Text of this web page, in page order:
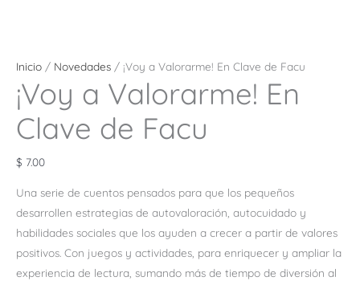
Inicio / Novedades / ¡Voy a Valorarme! En Clave de Facu
¡Voy a Valorarme! En
Clave de Facu
$ 7.00
Una serie de cuentos pensados para que los pequeños
desarrollen estrategias de autovaloración, autocuidado y
habilidades sociales que los ayuden a crecer a partir de valores
positivos. Con juegos y actividades, para enriquecer y ampliar la
experiencia de lectura, sumando más de tiempo de diversión al